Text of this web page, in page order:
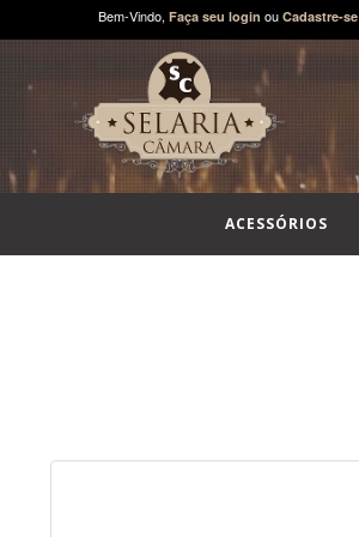
Bem-Vindo, Faça seu login ou Cadastre-se
ACESSÓRIOS